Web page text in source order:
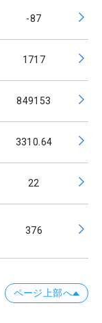
-87
1717
849153
3310.64
22
376
ページ上部へ